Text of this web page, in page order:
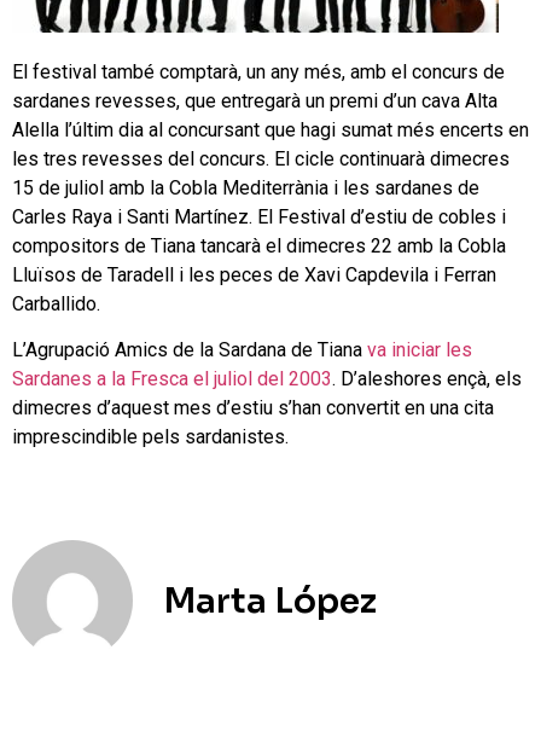
El festival també comptarà, un any més, amb el concurs de
sardanes revesses, que entregarà un premi d’un cava Alta
Alella l’últim dia al concursant que hagi sumat més encerts en
les tres revesses del concurs. El cicle continuarà dimecres
15 de juliol amb la Cobla Mediterrània i les sardanes de
Carles Raya i Santi Martínez. El Festival d’estiu de cobles i
compositors de Tiana tancarà el dimecres 22 amb la Cobla
Lluïsos de Taradell i les peces de Xavi Capdevila i Ferran
Carballido.
L’Agrupació Amics de la Sardana de Tiana va iniciar les
Sardanes a la Fresca el juliol del 2003. D’aleshores ençà, els
dimecres d’aquest mes d’estiu s’han convertit en una cita
imprescindible pels sardanistes.
Marta López